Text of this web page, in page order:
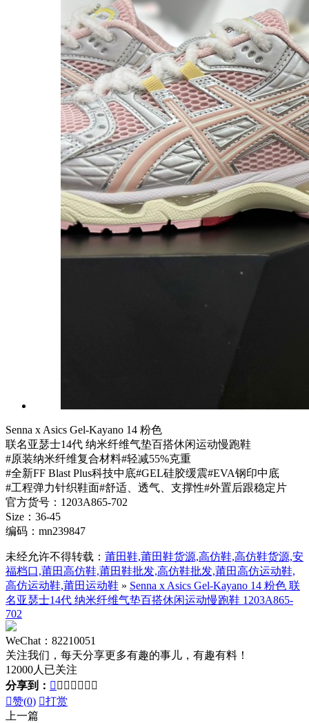
Senna x Asics Gel-Kayano 14 粉色
联名亚瑟士14代 纳米纤维气垫百搭休闲运动慢跑鞋
#原装纳米纤维复合材料#轻减55%克重
#全新FF Blast Plus科技中底#GEL硅胶缓震#EVA钢印中底
#工程弹力针织鞋面#舒适、透气、支撑性#外置后跟稳定片
官方货号：1203A865-702
Size：36-45
编码：mn239847
未经允许不得转载： 莆田鞋,莆田鞋货源,高仿鞋,高仿鞋货源,安
福档口,莆田高仿鞋,莆田鞋批发,高仿鞋批发,莆田高仿运动鞋,
高仿运动鞋,莆田运动鞋 » Senna x Asics Gel-Kayano 14 粉色 联
名亚瑟士14代 纳米纤维气垫百搭休闲运动慢跑鞋 1203A865-
702
WeChat：82210051
关注我们，每天分享更多有趣的事儿，有趣有料！
12000人已关注
分享到：       
赞(0) 打赏
上一篇